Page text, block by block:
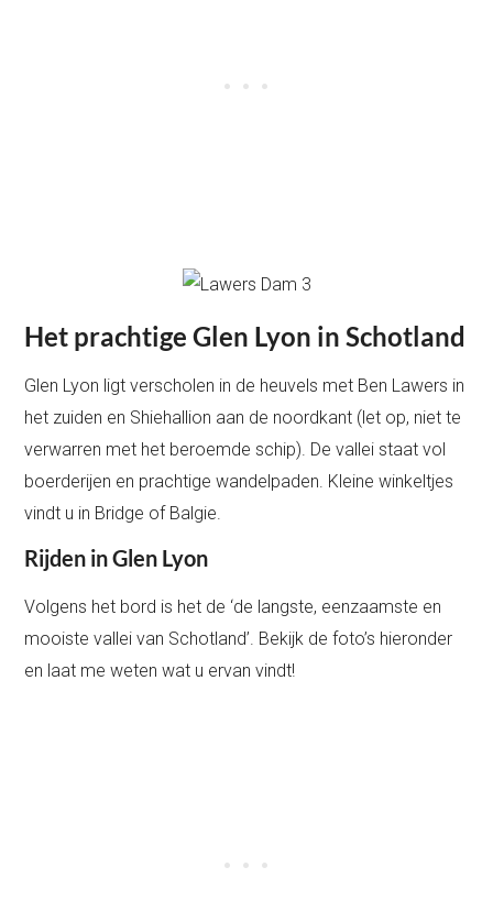
Het prachtige Glen Lyon in Schotland
Glen Lyon ligt verscholen in de heuvels met Ben Lawers in
het zuiden en Shiehallion aan de noordkant (let op, niet te
verwarren met het beroemde schip). De vallei staat vol
boerderijen en prachtige wandelpaden. Kleine winkeltjes
vindt u in Bridge of Balgie.
Rijden in Glen Lyon
Volgens het bord is het de ‘de langste, eenzaamste en
mooiste vallei van Schotland’. Bekijk de foto’s hieronder
en laat me weten wat u ervan vindt!